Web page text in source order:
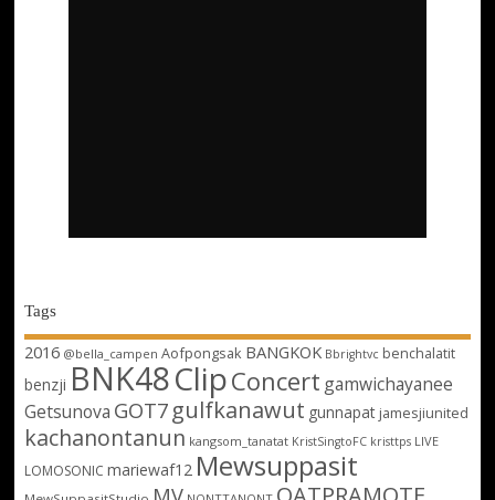
Tags
2016 @bella_campen Aofpongsak BANGKOK Bbrightvc benchalatit
benzji BNK48ClipConcert gamwichayanee
Getsunova GOT7 gulfkanawut gunnapat jamesjiunited
kachanontanun kangsom_tanatat KristSingtoFC kristtps LIVE
LOMOSONIC mariewaf12 Mewsuppasit